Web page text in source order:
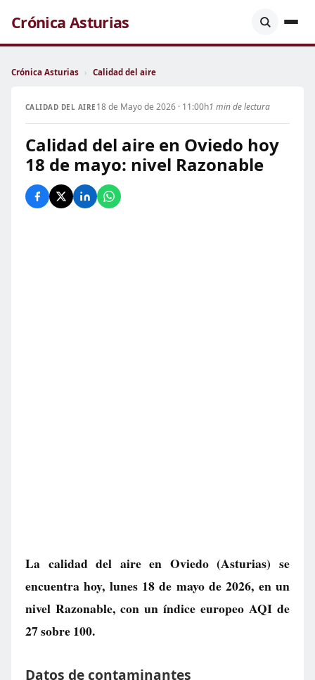
Crónica Asturias
Crónica Asturias › Calidad del aire
CALIDAD DEL AIRE 18 de Mayo de 2026 · 11:00h1 min de lectura
Calidad del aire en Oviedo hoy
18 de mayo: nivel Razonable
La calidad del aire en Oviedo(Asturias) se
encuentra hoy, lunes 18 de mayo de 2026, en un
nivel Razonable, con un índice europeo AQI de
27sobre 100.
Datos de contaminantes